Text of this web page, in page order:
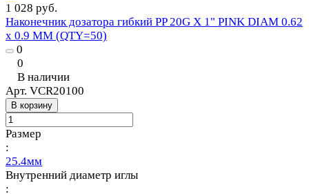
1 028 руб.
Наконечник дозатора гибкий PP 20G X 1" PINK DIAM 0.62
x 0.9 MM (QTY=50)
0
0
В наличии
Арт. VCR20100
В корзину
Размер
:
25.4мм
Внутренний диаметр иглы
: